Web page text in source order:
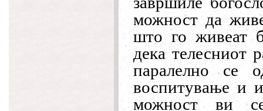
можност да
што го живеат
дека телесниот
паралелно се
воспитување и
можност ви